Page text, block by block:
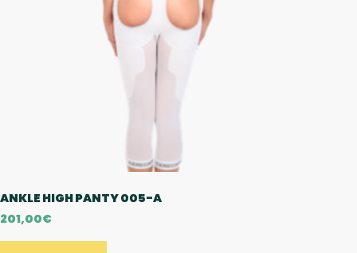
ANKLE HIGH PANTY 005-A
201,00€